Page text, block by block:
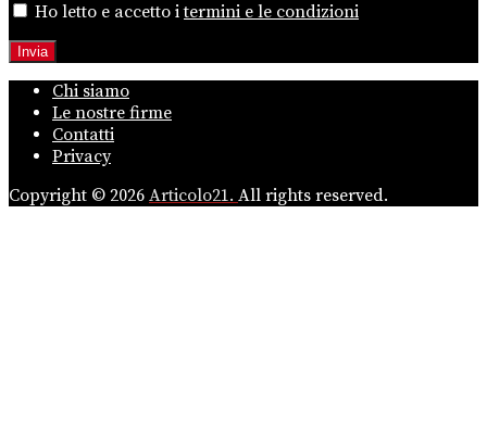
Ho letto e accetto itermini e le condizioni
Chi siamo
Le nostre firme
Contatti
Privacy
Copyright © 2026 Articolo21. All rights reserved.